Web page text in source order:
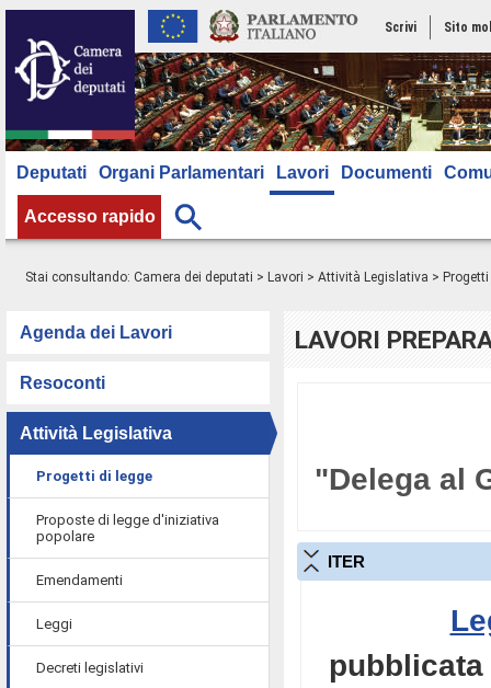
Scrivi Sito
Deputati Organi Parlamentari Lavori Documenti
Accesso rapido
Stai consultando: Camera dei deputati > Lavori > Attività Legislativa >
Agenda dei Lavori
Resoconti
Attività Legislativa
Progetti di legge
Proposte di legge d'iniziativa
popolare
Emendamenti
Leggi
Decreti legislativi
LAVORI
"Delega al
ITER
pubblicata